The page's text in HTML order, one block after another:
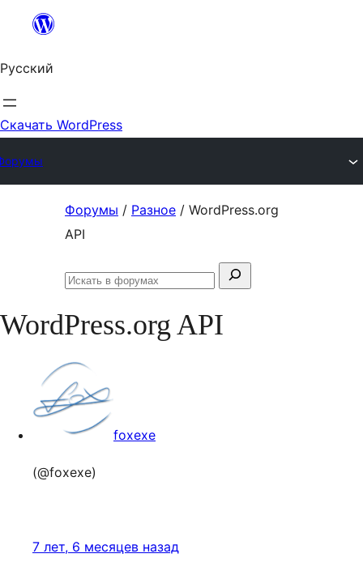
Перейти
содержимому
Русский
Скачать WordPress
Форумы / Разное / WordPress.org
API
Поиск:
Искать
WordPress.org API
foxexe
(@foxexe)
7 лет, 6 месяцев назад